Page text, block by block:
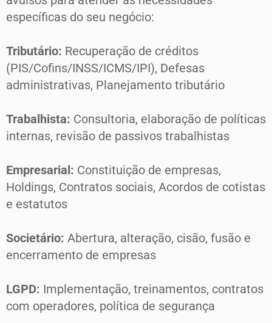
específicas do seu negócio:
Tributário: Recuperação de créditos
(PIS/Cofins/INSS/ICMS/IPI), Defesas
administrativas, Planejamento tributário
Trabalhista: Consultoria, elaboração de políticas
internas, revisão de passivos trabalhistas
Empresarial: Constituição de empresas,
Holdings, Contratos sociais, Acordos de cotistas
e estatutos
Societário: Abertura, alteração, cisão, fusão e
encerramento de empresas
LGPD: Implementação, treinamentos, contratos
com operadores, política de segurança